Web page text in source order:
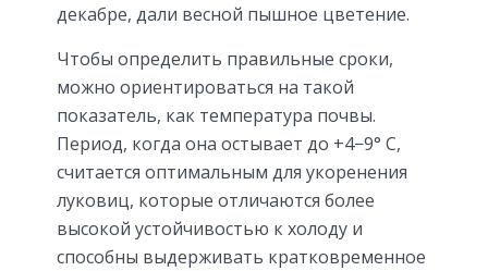
декабре, дали весной пышное цветение.
Чтобы определить правильные сроки,
можно ориентироваться на такой
показатель, как температура почвы.
Период, когда она остывает до +4−9° C,
считается оптимальным для укоренения
луковиц, которые отличаются более
высокой устойчивостью к холоду и
способны выдерживать кратковременное